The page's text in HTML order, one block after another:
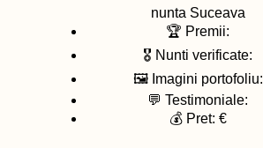
nunta Suceava
🏆 Premii:
🎖️ Nunti verificate:
🖼️ Imagini portofoliu:
💬 Testimoniale:
💰 Pret: €